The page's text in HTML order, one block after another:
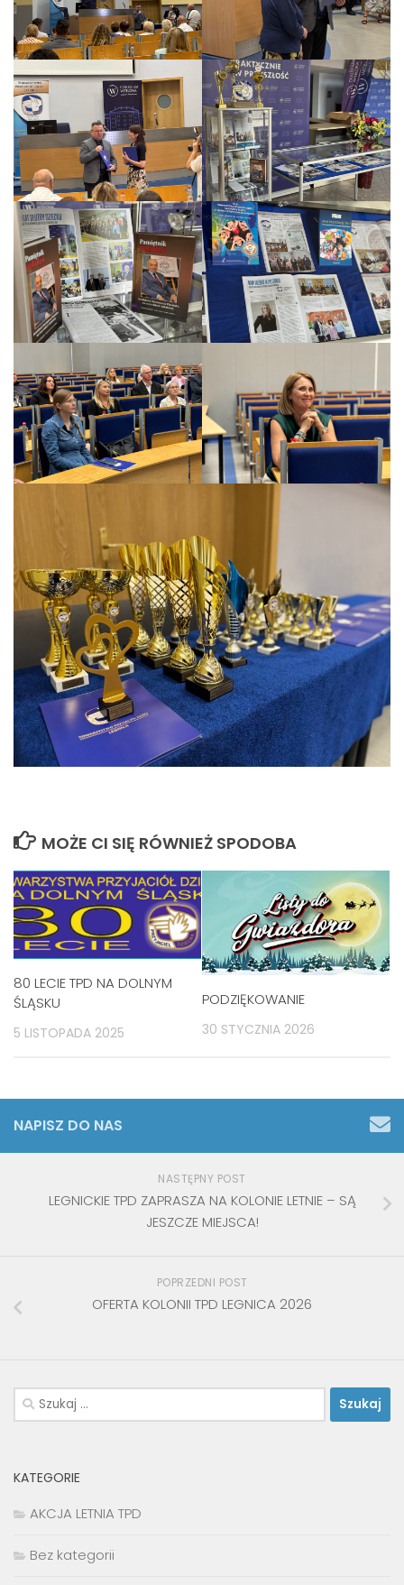
MOŻE CI SIĘ RÓWNIEŻ SPODOBA
80 LECIE TPD NA DOLNYM
ŚLĄSKU
5 LISTOPADA 2025
PODZIĘKOWANIE
30 STYCZNIA 2026
NAPISZ DO NAS
NASTĘPNY POST
LEGNICKIE TPD ZAPRASZA NA KOLONIE LETNIE – SĄ
JESZCZE MIEJSCA!
POPRZEDNI POST
OFERTA KOLONII TPD LEGNICA 2026
Szukaj:
KATEGORIE
AKCJA LETNIA TPD
Bez kategorii